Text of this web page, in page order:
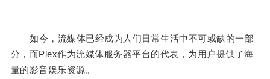
如今，流媒体已经成为人们日常生活中不可或缺的一部
分，而Plex作为流媒体服务器平台的代表，为用户提供了海
量的影音娱乐资源。